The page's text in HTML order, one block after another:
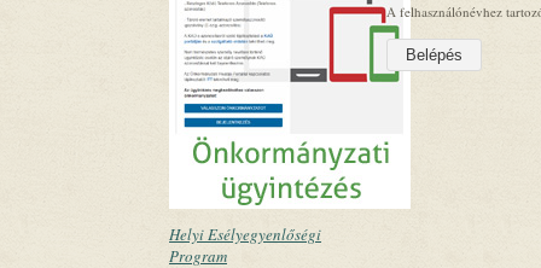
Helyi Esélyegyenlőségi
Program
A felhasználónévhez